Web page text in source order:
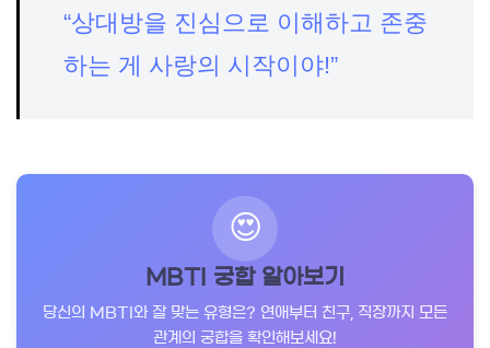
“상대방을 진심으로 이해하고 존중
하는 게 사랑의 시작이야!”
😍
MBTI 궁합 알아보기
당신의 MBTI와 잘 맞는 유형은? 연애부터 친구, 직장까지 모든
관계의 궁합을 확인해보세요!